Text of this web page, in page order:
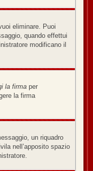
eliminare. Puoi
quando effettui
modificano il
la firma per
la firma
un riquadro
nell’apposito spazio